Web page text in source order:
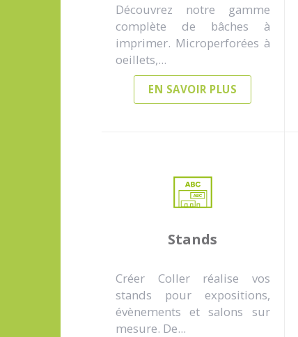
Découvrez notre gamme
complète de bâches à
imprimer. Microperforées à
oeillets,...
EN SAVOIR PLUS
Stands
Créer Coller réalise vos
stands pour expositions,
évènements et salons sur
mesure. De...